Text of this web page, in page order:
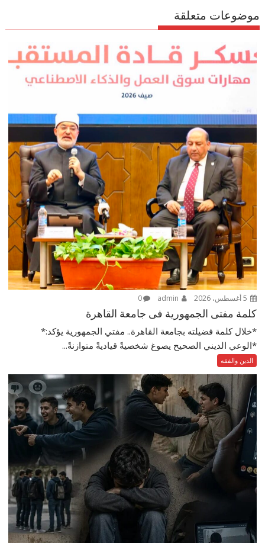
موضوعات متعلقة
0
كلمة مفتى الجمهورية فى جامعة القاهرة
*خلال كلمة فضيلته بجامعة القاهرة.. مفتي الجمهورية يؤكد:*
*الوعي الديني الصحيح يصوغ شخصيةً قياديةً متوازنةً...
الدين والفقه